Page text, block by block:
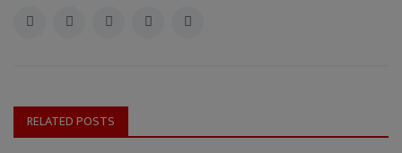
RELATED POSTS